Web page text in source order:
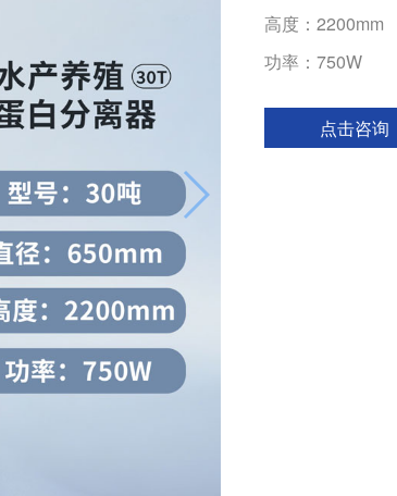
高度：2200mm
功率：750W
点击咨询